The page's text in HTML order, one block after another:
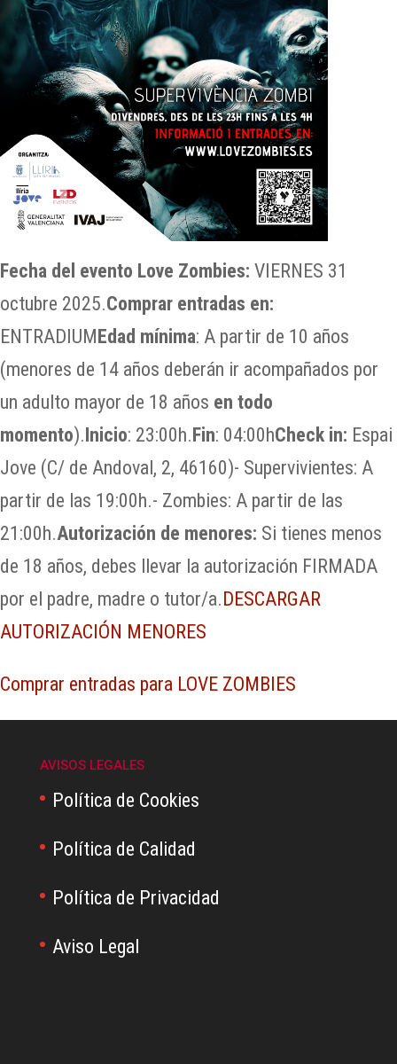
Fecha del evento Love Zombies: VIERNES 31
octubre 2025.Comprar entradas en:
ENTRADIUM Edad mínima: A partir de 10 años
(menores de 14 años deberán ir acompañados por
un adulto mayor de 18 años en todo
momento). Inicio: 23:00h. Fin: 04:00hCheck in: ​Espai
Jove (C/ de Andoval, 2, 46160)- Supervivientes: A
partir de las 19:00h.- Zombies: A partir de las
21:00h.Autorización de menores: Si tienes menos
de 18 años, debes llevar la autorización FIRMADA
por el padre, madre o tutor/a. DESCARGAR
AUTORIZACIÓN MENORES
Comprar entradas para LOVE ZOMBIES
AVISOS LEGALES
Política de Cookies
Política de Calidad
Política de Privacidad
Aviso Legal